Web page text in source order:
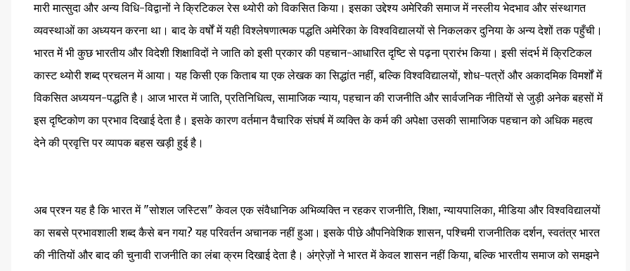
मारी मात्सुदा और अन्य विधि-विद्वानों ने क्रिटिकल रेस थ्योरी को विकसित किया। इसका उद्देश्य अमेरिकी समाज में नस्लीय भेदभाव और संस्थागत
व्यवस्थाओं का अध्ययन करना था। बाद के वर्षों में यही विश्लेषणात्मक पद्धति अमेरिका के विश्वविद्यालयों से निकलकर दुनिया के अन्य देशों तक पहुँची।
भारत में भी कुछ भारतीय और विदेशी शिक्षाविदों ने जाति को इसी प्रकार की पहचान-आधारित दृष्टि से पढ़ना प्रारंभ किया। इसी संदर्भ में क्रिटिकल
कास्ट थ्योरी शब्द प्रचलन में आया। यह किसी एक किताब या एक लेखक का सिद्धांत नहीं, बल्कि विश्वविद्यालयों, शोध-पत्रों और अकादमिक विमर्शों में
विकसित अध्ययन-पद्धति है। आज भारत में जाति, प्रतिनिधित्व, सामाजिक न्याय, पहचान की राजनीति और सार्वजनिक नीतियों से जुड़ी अनेक बहसों में
इस दृष्टिकोण का प्रभाव दिखाई देता है। इसके कारण वर्तमान वैचारिक संघर्ष में व्यक्ति के कर्म की अपेक्षा उसकी सामाजिक पहचान को अधिक महत्व
देने की प्रवृत्ति पर व्यापक बहस खड़ी हुई है।
अब प्रश्न यह है कि भारत में "सोशल जस्टिस" केवल एक संवैधानिक अभिव्यक्ति न रहकर राजनीति, शिक्षा, न्यायपालिका, मीडिया और विश्वविद्यालयों
का सबसे प्रभावशाली शब्द कैसे बन गया? यह परिवर्तन अचानक नहीं हुआ। इसके पीछे औपनिवेशिक शासन, पश्चिमी राजनीतिक दर्शन, स्वतंत्र भारत
की नीतियों और बाद की चुनावी राजनीति का लंबा क्रम दिखाई देता है। अंग्रेज़ों ने भारत में केवल शासन नहीं किया, बल्कि भारतीय समाज को समझने